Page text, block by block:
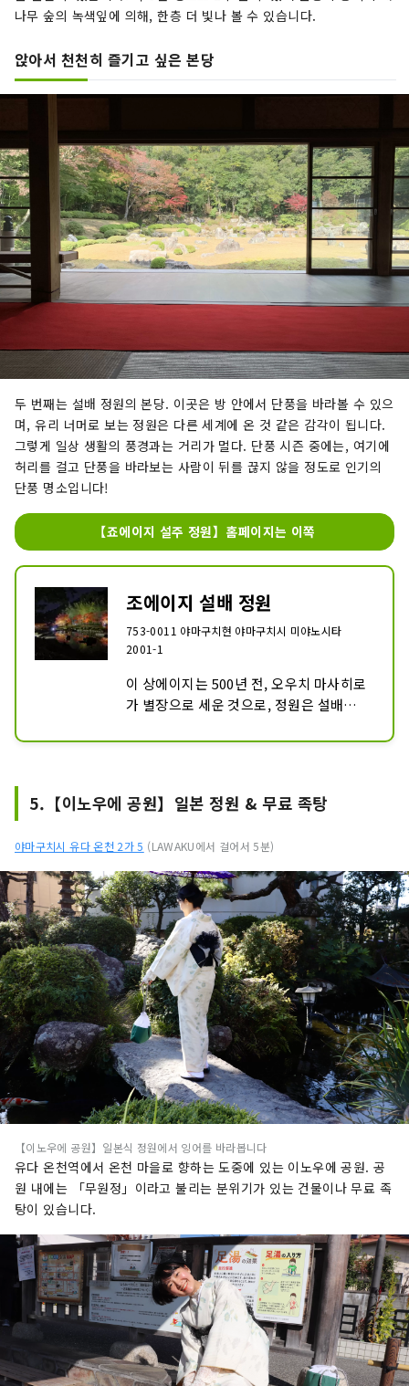
나무 숲의 녹색잎에 의해, 한층 더 빛나 볼 수 있습니다.
앉아서 천천히 즐기고 싶은 본당
두 번째는 설배 정원의 본당. 이곳은 방 안에서 단풍을 바라볼 수 있으
며, 유리 너머로 보는 정원은 다른 세계에 온 것 같은 감각이 됩니다.
그렇게 일상 생활의 풍경과는 거리가 멀다. 단풍 시즌 중에는, 여기에
허리를 걸고 단풍을 바라보는 사람이 뒤를 끊지 않을 정도로 인기의
단풍 명소입니다!
【죠에이지 설주 정원】홈페이지는 이쪽
조에이지 설배 정원
753-0011 야마구치현 야마구치시 미야노시타
2001-1
이 상에이지는 500년 전, 오우치 마사히로
가 별장으로 세운 것으로, 정원은 설배에
설배 정원은 선미 넘치는 일본 정원의 대표
5.【이노우에 공원】일본 정원 & 무료 족탕
야마구치시 유다 온천 2가 5 (LAWAKU에서 걸어서 5분)
【이노우에 공원】일본식 정원에서 잉어를 바라봅니다
유다 온천역에서 온천 마을로 향하는 도중에 있는 이노우에 공원. 공
원 내에는 「무원정」이라고 불리는 분위기가 있는 건물이나 무료 족
탕이 있습니다.